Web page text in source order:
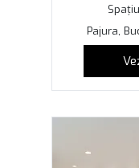
Pajura,